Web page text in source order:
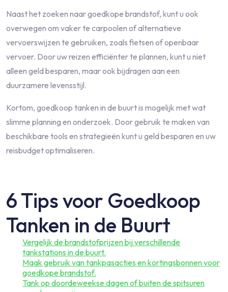
Naast het zoeken naar goedkope brandstof, kunt u ook
overwegen om vaker te carpoolen of alternatieve
vervoerswijzen te gebruiken, zoals fietsen of openbaar
vervoer. Door uw reizen efficiënter te plannen, kunt u niet
alleen geld besparen, maar ook bijdragen aan een
duurzamere levensstijl.
Kortom, goedkoop tanken in de buurt is mogelijk met wat
slimme planning en onderzoek. Door gebruik te maken van
beschikbare tools en strategieën kunt u geld besparen en uw
reisbudget optimaliseren.
6 Tips voor Goedkoop
Tanken in de Buurt
Vergelijk de brandstofprijzen bij verschillende
tankstations in de buurt.
Maak gebruik van tankpasacties en kortingsbonnen voor
goedkope brandstof.
Tank op doordeweekse dagen of buiten de spitsuren